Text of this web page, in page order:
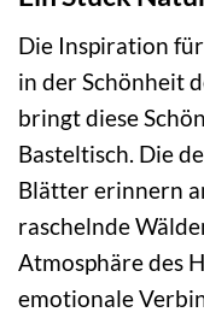
Die Inspiration für
in der Schönheit
bringt diese
Basteltisch. Die
Blätter erinnern
raschelnde
Atmosphäre des
emotionale